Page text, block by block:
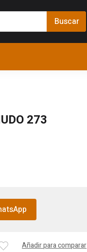
273
Añadir para comparar